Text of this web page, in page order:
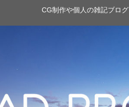
CG制作や個人の雑記ブログ